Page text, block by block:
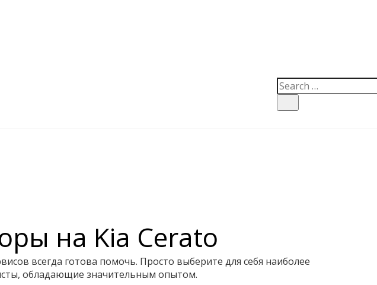
на Kia Cerato
всегда готова помочь. Просто выберите для себя наиболее
обладающие значительным опытом.